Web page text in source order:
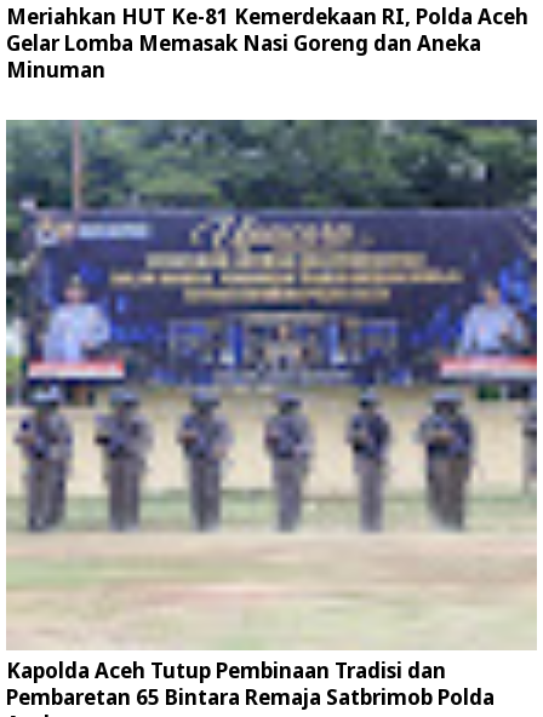
Meriahkan HUT Ke-81 Kemerdekaan RI, Polda Aceh
Gelar Lomba Memasak Nasi Goreng dan Aneka
Minuman
Kapolda Aceh Tutup Pembinaan Tradisi dan
Pembaretan 65 Bintara Remaja Satbrimob Polda